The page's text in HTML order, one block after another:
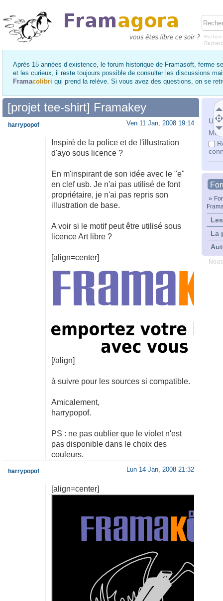
Après 15 années d’existence, le forum historique de Framasoft, ferme
et les curieux, il reste toujours possible de consulter les discussions
Framacolibri qui prend la relève. Si vous avez des questions, on se
Mot
»
La
[projet tee-shirt] Framakey
Ven 11 Jan, 2008 19:14
Inspiré de la police et de l'illustration
d'ayo sous licence ?
En m'inspirant de son idée avec le "e"
en clef usb. Je n'ai pas utilisé de font
propriétaire, je n'ai pas repris son
illustration de base.
A voir si le motif peut être utilisé sous
licence Art libre ?
[align=center]
[/align]
à suivre pour les sources si compatible.
Amicalement,
harrypopof.
PS : ne pas oublier que le violet n'est
pas disponible dans le choix des
couleurs.
harrypopof
Lun 14 Jan, 2008 21:32
[align=center]
harrypopof